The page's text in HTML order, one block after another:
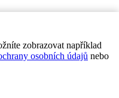
zobrazovat například
osobních údajů nebo